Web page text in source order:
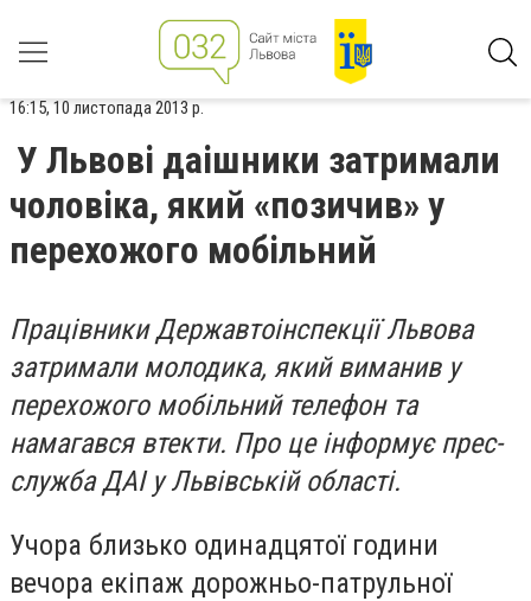
16:15, 10 листопада 2013 р.
У Львові даішники затримали
чоловіка, який «позичив» у
перехожого мобільний
Працівники Державтоінспекції Львова
затримали молодика, який виманив у
перехожого мобільний телефон та
намагався втекти. Про це інформує прес-
служба ДАІ у Львівській області.
Учора близько одинадцятої години
вечора екіпаж дорожньо-патрульної